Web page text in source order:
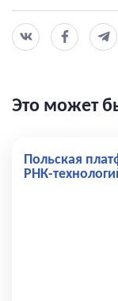
Это может
Польская
РНК-